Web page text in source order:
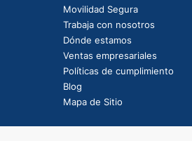
Movilidad Segura
Trabaja con nosotros
Dónde estamos
Ventas empresariales
Políticas de cumplimiento
Blog
Mapa de Sitio